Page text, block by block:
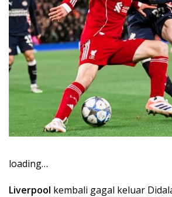
loading…
Liverpool kembali gagal keluar